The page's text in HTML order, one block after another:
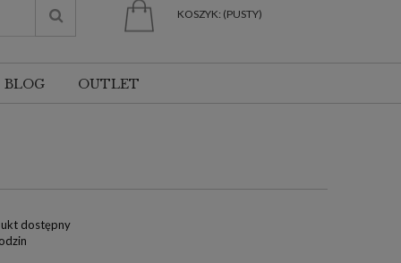
KOSZYK: (PUSTY)
BLOG OUTLET
dostępny